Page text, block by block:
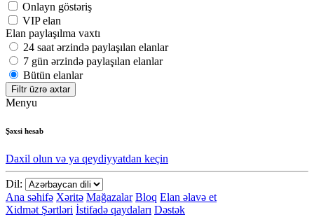
Onlayn göstəriş
VIP elan
Elan paylaşılma vaxtı
24 saat ərzində paylaşılan elanlar
7 gün ərzində paylaşılan elanlar
Bütün elanlar
Filtr üzrə axtar
Menyu
Şəxsi hesab
Daxil olun və ya qeydiyyatdan keçin
Dil:
Ana səhifə Xəritə Mağazalar Bloq Elan əlavə et
Xidmət Şərtləri İstifadə qaydaları Dəstək